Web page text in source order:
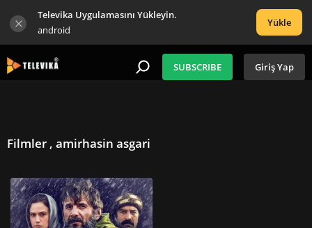
Televika Uygulamasını Yükleyin.
android
Yükle
SUBSCRIBE Giriş Yap
Filmler , amirhasin asgari